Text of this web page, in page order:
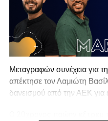
Μεταγραφών συνέχεια για
απέκτησε τον Λαμιώτη
δανεισμού από την ΑΕΚ για